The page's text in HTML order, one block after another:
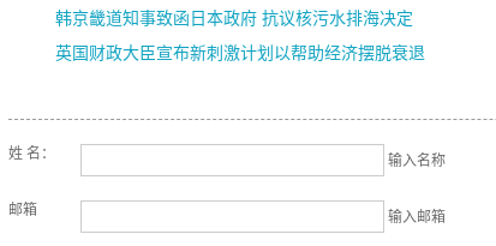
韩京畿道知事致函日本政府 抗议核污水排海决定
英国财政大臣宣布新刺激计划以帮助经济摆脱衰退
姓 名： 输入名称
邮箱 输入邮箱